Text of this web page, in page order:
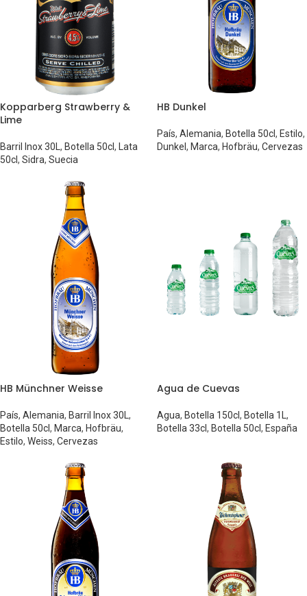
Kopparberg Strawberry &
Lime
Barril Inox 30L , Botella 50cl,
Lata
50cl, Sidra, Suecia
HB Dunkel
País, Alemania, Botella 50cl, Estilo,
Dunkel , Marca, Hofbräu, Cervezas
HB Münchner Weisse
País, Alemania, Barril Inox 30L ,
Botella 50cl, Marca, Hofbräu,
Estilo, Weiss, Cervezas
Agua de Cuevas
Agua, Botella 150cl, Botella 1L ,
Botella 33cl, Botella 50cl, España